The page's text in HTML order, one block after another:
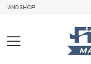
SHOP!